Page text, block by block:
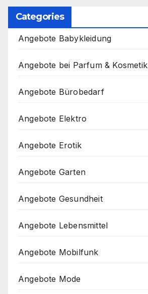
Categories
Angebote Babykleidung
Angebote bei Parfum & Kosmetik
Angebote Bürobedarf
Angebote Elektro
Angebote Erotik
Angebote Garten
Angebote Gesundheit
Angebote Lebensmittel
Angebote Mobilfunk
Angebote Mode